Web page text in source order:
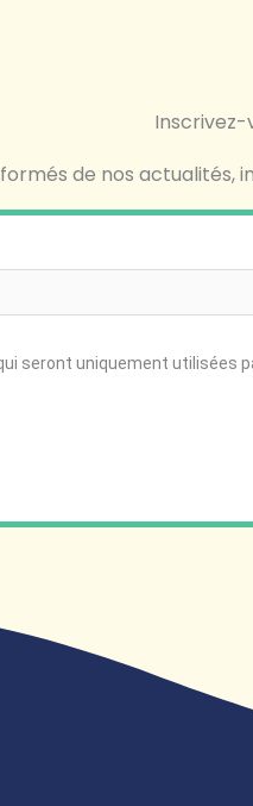
de nos actualités,
seront uniquement utilisées